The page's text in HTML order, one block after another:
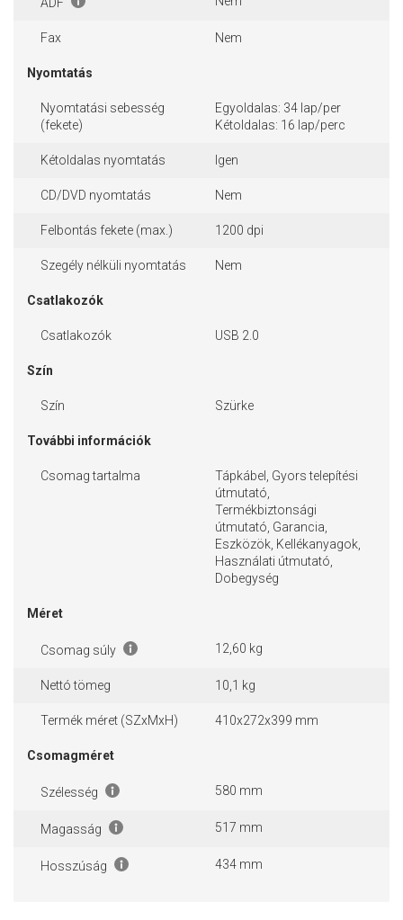
Fax Nem
Nyomtatás
Nyomtatási sebesség
(fekete)
Egyoldalas: 34 lap/per
Kétoldalas: 16 lap/perc
Kétoldalas nyomtatás Igen
CD/DVD nyomtatás Nem
Felbontás fekete (max.) 1200 dpi
Szegély nélküli nyomtatás Nem
Csatlakozók
Csatlakozók USB 2.0
Szín
Szín Szürke
További információk
Csomag tartalma
Tápkábel, Gyors telepítési
útmutató,
Termékbiztonsági
útmutató, Garancia,
Eszközök, Kellékanyagok,
Használati útmutató,
Dobegység
Méret
Csomag súly 12,60 kg
Nettó tömeg 10,1 kg
Termék méret (SZxMxH) 410x272x399 mm
Csomagméret
Szélesség 580 mm
Magasság 517 mm
Hosszúság 434 mm